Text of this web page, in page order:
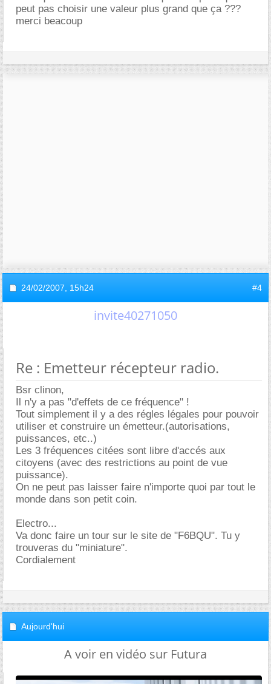
peut pas choisir une valeur plus grand que ça ???
merci beacoup
24/02/2007, 15h24 #4
invite40271050
Re : Emetteur récepteur radio.
Bsr clinon,
Il n'y a pas "d'effets de ce fréquence" !
Tout simplement il y a des régles légales pour pouvoir
utiliser et construire un émetteur.(autorisations,
puissances, etc..)
Les 3 fréquences citées sont libre d'accés aux
citoyens (avec des restrictions au point de vue
puissance).
On ne peut pas laisser faire n'importe quoi par tout le
monde dans son petit coin.
Electro...
Va donc faire un tour sur le site de "F6BQU". Tu y
trouveras du "miniature".
Cordialement
Aujourd'hui
A voir en vidéo sur Futura